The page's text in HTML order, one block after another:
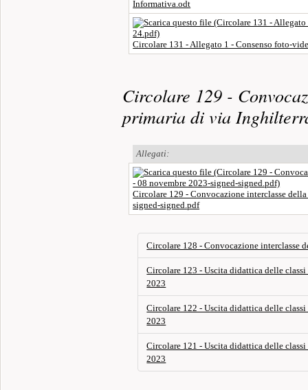
Informativa.odt
Circolare 131 - Allegato 1 - Consenso foto-
Circolare 129 -
primaria di via
Allegati:
Circolare 129 - Convocazione interclasse
signed-signed.pdf
Circolare 128 - Convocazione interclasse
Circolare 123 - Uscita didattica delle
2023
Circolare 122 - Uscita didattica delle
2023
Circolare 121 - Uscita didattica delle
2023